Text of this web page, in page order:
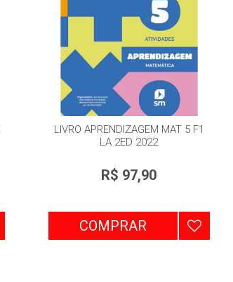
LIVRO APRENDIZAGEM MAT 5 F1
LA 2ED 2022
R$ 97,90
COMPRAR